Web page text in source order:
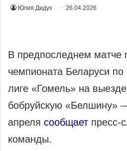
Юлия Дидух 26.04.2026
В предпоследнем матче
чемпионата Беларуси
лиге «Гомель» на
бобруйскую «Белшину»
апреля сообщает пресс-
команды.